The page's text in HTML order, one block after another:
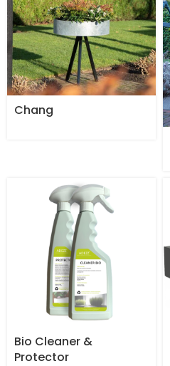
Chang
Bio Cleaner &
Protector